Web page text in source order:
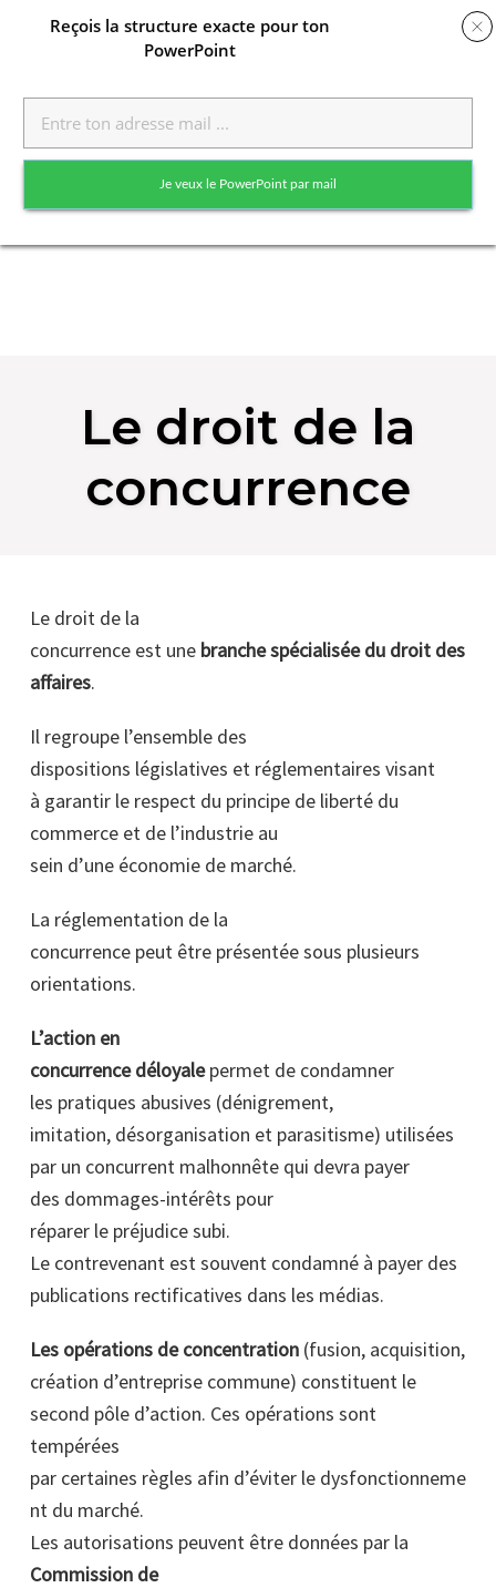
Le droit de la
concurrence
Le droit de la
concurrence est une branche spécialisée du droit des
affaires.
Il regroupe l’ensemble des
dispositions législatives et réglementaires visant
à garantir le respect du principe de liberté du
commerce et de l’industrie au
sein d’une économie de marché.
La réglementation de la
concurrence peut être présentée sous plusieurs
orientations.
L’action en
concurrence déloyalepermet de condamner
les pratiques abusives (dénigrement,
imitation, désorganisation et parasitisme) utilisées
par un concurrent malhonnête qui devra payer
des dommages-intérêts pour
réparer le préjudice subi.
Le contrevenant est souvent condamné à payer des
publications rectificatives dans les médias.
Les opérations de concentration (fusion, acquisition,
création d’entreprise commune) constituent le
second pôle d’action. Ces opérations sont
tempérées
par certaines règles afin d’éviter le dysfonctionneme
nt du marché.
Les autorisations peuvent être données par la
Commission de
Reçois la structure exacte pour ton
PowerPoint
Je veux le PowerPoint par mail